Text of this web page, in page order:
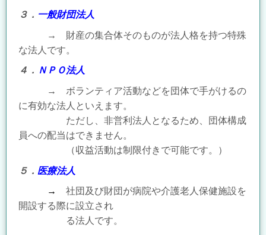
３． 一般財団法人
→ 財産の集合体そのものが法人格を持つ特殊
な法人です。
４． ＮＰＯ法人
→ ボランティア活動などを団体で手がけるの
に有効な法人 といえます。
ただし、非営利法人となるため、団体構成
員への配当はできません。
（収益活動は制限付きで可能です。）
５． 医療法人
→ 社団及び財団が病院や介護老人保健施設を
開設する際に設立され
る法人です。